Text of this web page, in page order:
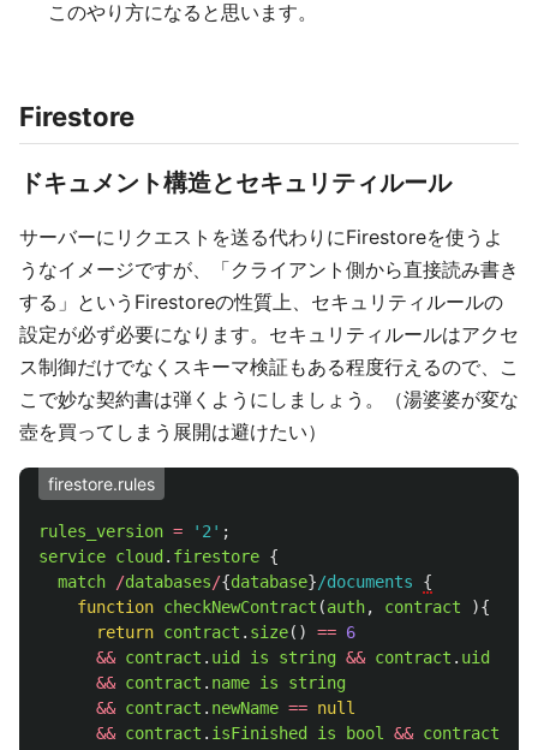
このやり方になると思います。
Firestore
ドキュメント構造とセキュリティルール
サーバーにリクエストを送る代わりにFirestoreを使うよ
うなイメージですが、「クライアント側から直接読み書き
する」というFirestoreの性質上、セキュリティルールの
設定が必ず必要になります。セキュリティルールはアクセ
ス制御だけでなくスキーマ検証もある程度行えるので、こ
こで妙な契約書は弾くようにしましょう。（湯婆婆が変な
壺を買ってしまう展開は避けたい）
firestore.rules
rules_version = ' 2 ' ;
service cloud . firestore {
match
/databases/{database}/documents
function checkNewContract (auth, contract
){
return contract . size() == 6
&& contract . uid is string && contract . uid
&& contract . name is
string
&& contract . newName == null
&& contract . isFinished is bool && contract